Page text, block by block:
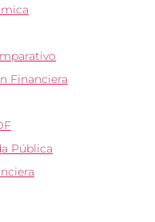
Financiera
Pública